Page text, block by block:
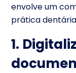
envolve um
prática
1.